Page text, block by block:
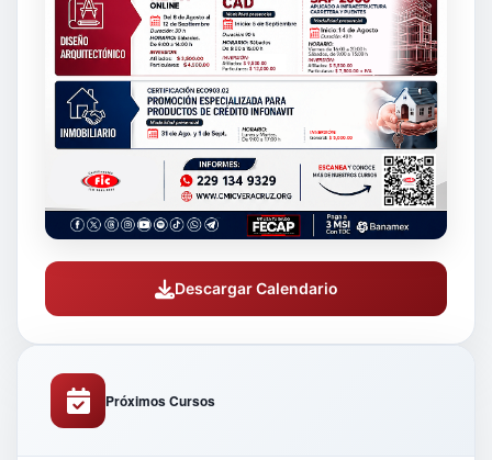
Descargar Calendario
Próximos Cursos